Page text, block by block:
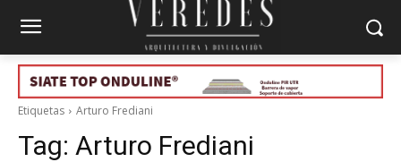
Etiquetas Arturo Frediani
Tag: Arturo Frediani